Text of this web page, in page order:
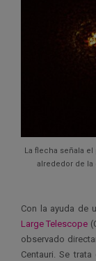
La flecha señala
alrededor de la
Con la ayuda de
Large Telescope
observado
Centauri. Se